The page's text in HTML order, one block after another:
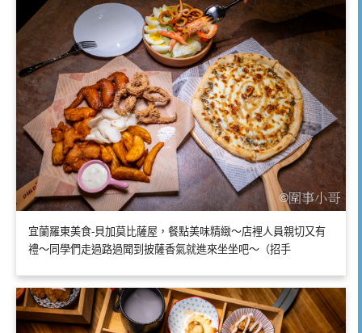
宜蘭羅東美食-貝加莫比薩屋，餐點美味精緻～店裡人員親切又有
禮～同學們走過路過聞到披薩香氣就進來坐坐吧～（招手